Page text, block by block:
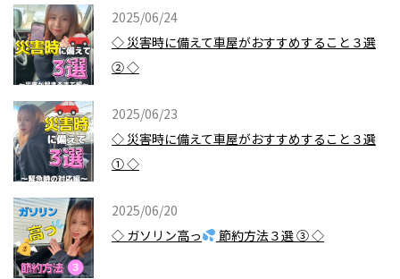
2025/06/24
◇ 災害時に備えて車屋がおすすめすること３選
② ◇
2025/06/23
◇ 災害時に備えて車屋がおすすめすること３選
① ◇
2025/06/20
◇ ガソリン高っ
節約方法３選 ③ ◇